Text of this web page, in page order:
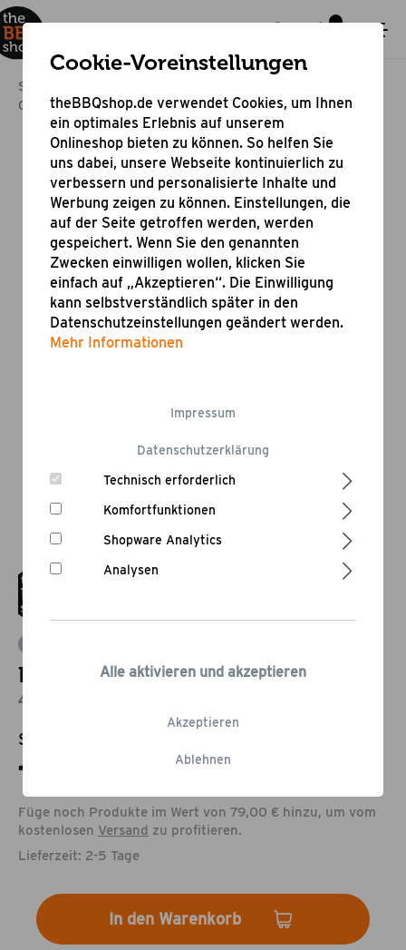
Startseite
Online Shop Grill Aktion
Fischwender Exclusive
Fischwender Exclusive
43 cm
Statt:
14,95 €*
Füge noch Produkte im Wert von 79,00 € hinzu, um vom
kostenlosen Versand zu profitieren.
Lieferzeit: 2-5 Tage
In den Warenkorb
Cookie-Voreinstellungen
theBBQshop.de verwendet Cookies, um Ihnen
ein optimales Erlebnis auf unserem
Onlineshop bieten zu können. So helfen Sie
uns dabei, unsere Webseite kontinuierlich zu
verbessern und personalisierte Inhalte und
Werbung zeigen zu können. Einstellungen, die
auf der Seite getroffen werden, werden
gespeichert. Wenn Sie den genannten
Zwecken einwilligen wollen, klicken Sie
einfach auf „Akzeptieren“. Die Einwilligung
kann selbstverständlich später in den
Datenschutzeinstellungen geändert werden.
Mehr Informationen
Datenschutzerklärung
Impressum
Technisch erforderlich
Komfortfunktionen
Shopware Analytics
Analysen
Ablehnen
Akzeptieren
Alle aktivieren und akzeptieren